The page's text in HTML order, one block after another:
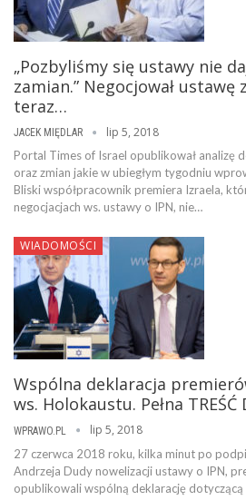
„Pozbyliśmy się ustawy nie
zamian.” Negocjował
teraz…
JACEK MIĘDLAR lip 5, 2018
Portal Times of Israel opublikował analizę
oraz zmian jakie w ubiegłym tygodniu
Bliski współpracownik premiera Izraela,
negocjacjach ws. ustawy o IPN, nie…
WIADOMOŚCI
Wspólna deklaracja
ws. Holokaustu. Pełna TREŚĆ
WPRAWO.PL lip 5, 2018
27 czerwca 2018 roku, kilka minut po
Andrzeja Dudy nowelizacji ustawy o IPN,
opublikowali wspólną deklarację